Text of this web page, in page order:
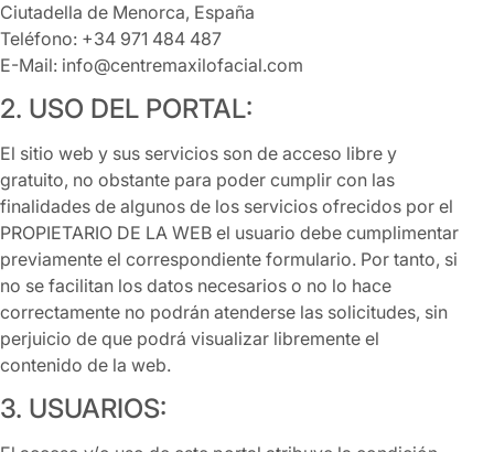
Ciutadella de Menorca, España
Teléfono: +34 971 484 487
E-Mail: info@centremaxilofacial.com
2. USO DEL PORTAL:
El sitio web y sus servicios son de acceso libre y
gratuito, no obstante para poder cumplir con las
finalidades de algunos de los servicios ofrecidos por el
PROPIETARIO DE LA WEB el usuario debe cumplimentar
previamente el correspondiente formulario. Por tanto, si
no se facilitan los datos necesarios o no lo hace
correctamente no podrán atenderse las solicitudes, sin
perjuicio de que podrá visualizar libremente el
contenido de la web.
3. USUARIOS: